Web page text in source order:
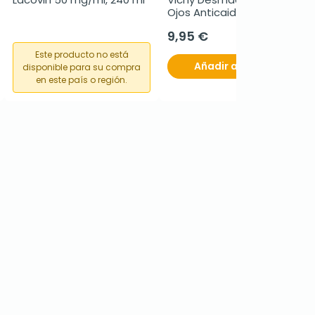
Este producto no está
disponible para su compra
en este país o región.
Ojos Anticaida Pestañas,
9,95 €
Añadir al carrito